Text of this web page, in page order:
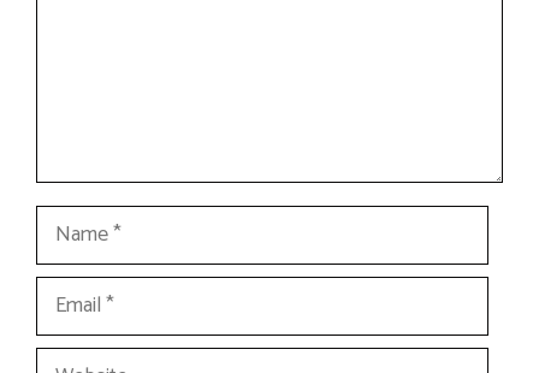
Name
Email
Website